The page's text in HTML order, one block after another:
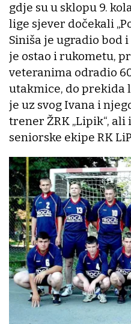
gdje su u sklopu 9.
lige sjever dočekali
Siniša je ugradio bod
je ostao i rukometu,
veteranima odradio
utakmice, do prekida
je uz svog Ivana i
trener ŽRK „Lipik“,
seniorske ekipe RK